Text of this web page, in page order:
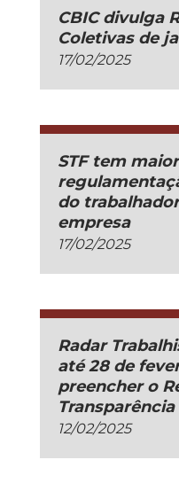
CBIC divulga
Coletivas de
17/02/2025
STF tem
do
empresa
17/02/2025
Radar
até 28 de
preencher o
Transparência
12/02/2025